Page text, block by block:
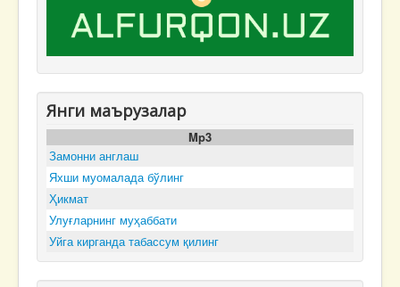
Янги маърузалар
Mp3
Замонни англаш
Яхши муомалада бўлинг
Ҳикмат
Улуғларнинг муҳаббати
Уйга кирганда табассум қилинг